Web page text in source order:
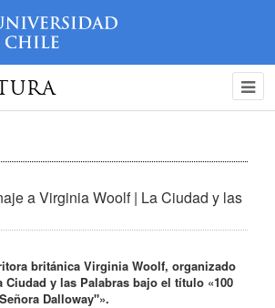
a Virginia Woolf | La Ciudad y las
británica Virginia Woolf, organizado
Ciudad y las Palabras bajo el título «100
Dalloway"».